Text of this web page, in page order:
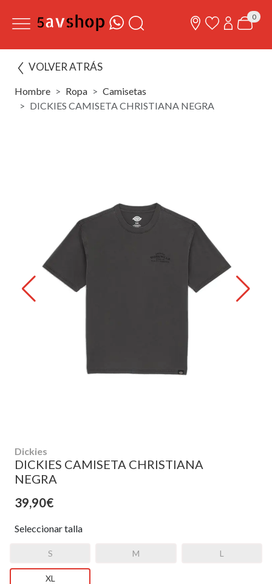
0
VOLVER ATRÁS
Hombre Ropa
Camisetas
DICKIES CAMISETA CHRISTIANA NEGRA
Dickies
DICKIES CAMISETA CHRISTIANA
NEGRA
39,90€
Seleccionar talla
S M L
XL